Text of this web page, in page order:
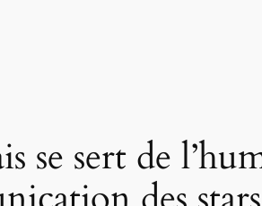
se sert de